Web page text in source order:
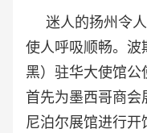
迷人的扬州令人
使人呼吸顺畅。波
黑）驻华大使馆公
首先为墨西哥商会
尼泊尔展馆进行开